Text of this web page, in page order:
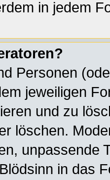
in jedem
Personen
jeweiligen
und zu
löschen.
unpassende
in das